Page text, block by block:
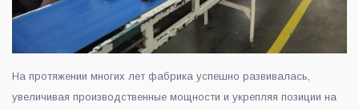
На протяжении многих лет фабрика успешно развивалась,
увеличивая производственные мощности и укрепляя позиции на